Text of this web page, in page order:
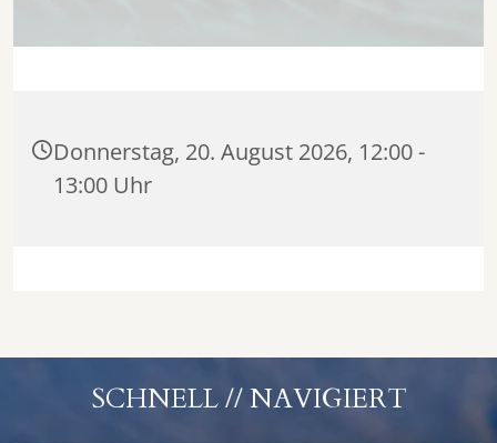
Donnerstag, 20. August 2026, 12:00 -
13:00 Uhr
SCHNELL // NAVIGIERT